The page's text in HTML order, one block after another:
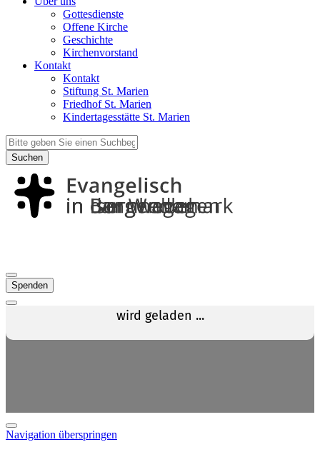
Gottesdienste
Offene Kirche
Geschichte
Kirchenvorstand
Kontakt
Kontakt
Stiftung St. Marien
Friedhof St. Marien
Kindertagesstätte St. Marien
Suchen
Spenden
Navigation überspringen